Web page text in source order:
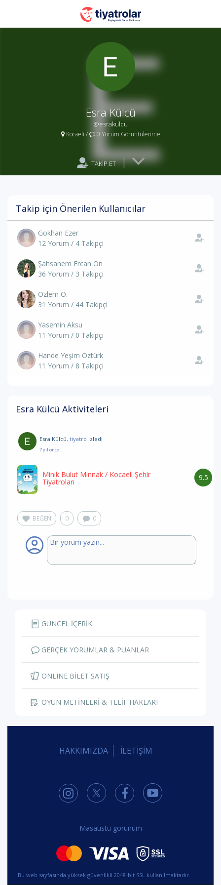
Esra Külcü
@esrakulcu
Kocaeli / 0 Yorum Görüntülenme
TAKİP ET |
Takip için Önerilen Kullanıcılar
Gokhan Ezer
12 Yorum / 4 Takipçi
Şahsanem Ercan Ön
36 Yorum / 3 Takipçi
Ozlem O.
31 Yorum / 44 Takipçi
Yasemin Aksu
11 Yorum / 0 Takipçi
Hande Yeşim Öztürk
11 Yorum / 8 Takipçi
Esra Külcü Aktiviteleri
Esra Külcü, tiyatro izledi
7 yıl önce
9.5
Minik Bulut Minnak / Kocaeli Şehir
Tiyatroları
BEĞEN 0 0
GÜNCEL İÇERİK
GERÇEK YORUMLAR & PUANLAR
ONLINE BİLET SATIŞ
OYUN METİNLERİ & TELİF HAKLARI
HAKKIMIZDA İLETİŞİM
Masaüstü görünüm
Bu web sayfasında yüksek güvenlikli 2048-bit SSL kullanılmaktadır.